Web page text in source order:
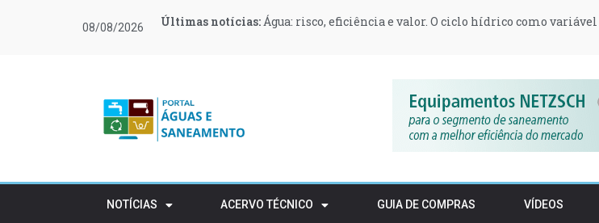
08/08/2026 Últimas notícias:Água: risco, eficiência e valor. O ciclo hídrico como
Últimas notícias:O Governo canaliza 233 milhões para projetos de
Últimas notícias:O que muda no teu armário em 2027: a revolução invisível
Últimas notícias:Moeve e Greenvolt transformam postos de abastecimento
apoiar 400 famílias
Últimas notícias:Novas regras reforçam proteção do Estuário do Tejo e
Últimas notícias:Retalho e HORECA podem vender stocks de embalagens
NOTÍCIAS ACERVO TÉCNICO GUIA DE COMPRAS VÍDEOS